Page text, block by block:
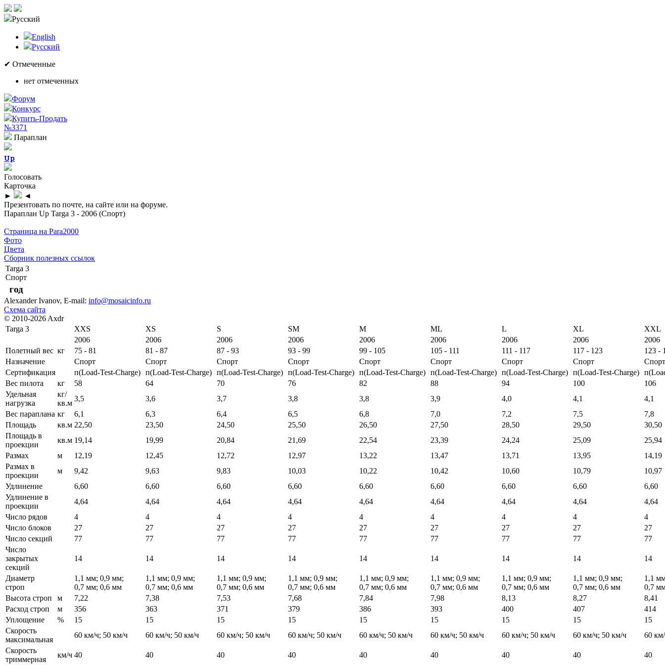
Русский
English
Русский
✔ Отмеченные
нет отмеченных
Форум
Конкурс
Купить-Продать
№3371
Параплан
Up
Голосовать
Карточка
►
◄
Презентовать по почте, на сайте или на форуме.
Параплан Up Targa 3 - 2006 (Спорт)
Страница на Para2000
Фото
Цвета
Сборник полезных ссылок
Targa 3
Спорт
год
Alexander Ivanov, E-mail: info@mosaicinfo.ru
Схема сайта
© 2010-2026 Axdr
Targa 3
XXS XS S SM M ML L XL
XXL
2006
2006 2006 2006 2006 2006 2006 2006
2006
Полетный вес кг 75 - 81 81 - 87 87 - 93 93 - 99 99 - 105 105 - 111 111 - 117 117 - 123
123 -
Назначение
Спорт Спорт Спорт Спорт Спорт Спорт Спорт Спорт
Спорт
Сертификация
п(Load-Test-Charge) п(Load-Test-Charge) п(Load-Test-Charge) п(Load-Test-Charge) п(Load-Test-Charge) п(Load-Test-Charge) п(Load-Test-Charge) п(Load-Test-Charge)
Вес пилота
кг 58 64 70 76 82 88 94 100
106
Удельная
нагрузка
кг/
кв.м
3,5 3,6 3,7 3,8 3,8 3,9 4,0 4,1
4,1
Вес параплана кг 6,1 6,3 6,4 6,5 6,8 7,0 7,2 7,5
7,8
Площадь
кв.м 22,50 23,50 24,50 25,50 26,50 27,50 28,50 29,50
30,50
Площадь в
проекции
кв.м 19,14 19,99 20,84 21,69 22,54 23,39 24,24 25,09
25,94
Размах
м 12,19 12,45 12,72 12,97 13,22 13,47 13,71 13,95
14,19
Размах в
проекции
м 9,42 9,63 9,83 10,03 10,22 10,42 10,60 10,79
10,97
Удлинение
6,60 6,60 6,60 6,60 6,60 6,60 6,60 6,60
6,60
Удлинение в
проекции
4,64 4,64 4,64 4,64 4,64 4,64 4,64 4,64
4,64
Число рядов
4 4 4 4 4 4 4 4
4
Число блоков
27 27 27 27 27 27 27 27
27
Число секций
77 77 77 77 77 77 77 77
77
Число
закрытых
секций
14 14 14 14 14 14 14 14 14
Диаметр
строп
1,1 мм; 0,9 мм;
0,7 мм; 0,6 мм
1,1 мм; 0,9 мм;
0,7 мм; 0,6 мм
1,1 мм; 0,9 мм;
0,7 мм; 0,6 мм
1,1 мм; 0,9 мм;
0,7 мм; 0,6 мм
1,1 мм; 0,9 мм;
0,7 мм; 0,6 мм
1,1 мм; 0,9 мм;
0,7 мм; 0,6 мм
1,1 мм; 0,9 мм;
0,7 мм; 0,6 мм
1,1 мм; 0,9 мм;
0,7 мм; 0,6 мм
1,1
0,7
Высота строп
м 7,22 7,38 7,53 7,68 7,84 7,98 8,13 8,27
8,41
Расход строп
м 356 363 371 379 386 393 400 407
414
Уплощение
% 15 15 15 15 15 15 15 15
15
Скорость
максимальная
60 км/ч; 50 км/ч 60 км/ч; 50 км/ч 60 км/ч; 50 км/ч 60 км/ч; 50 км/ч 60 км/ч; 50 км/ч 60 км/ч; 50 км/ч 60 км/ч; 50 км/ч 60 км/ч; 50 км/ч
60
Скорость
триммерная
км/ч 40 40 40 40 40 40 40 40 40